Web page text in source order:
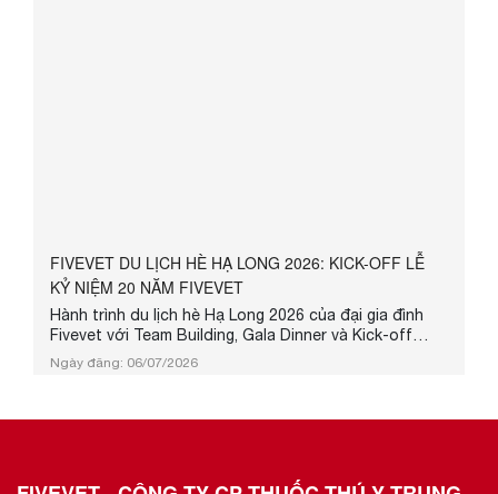
FIVEVET DU LỊCH HÈ HẠ LONG 2026: KICK-OFF LỄ
KỶ NIỆM 20 NĂM FIVEVET
Hành trình du lịch hè Hạ Long 2026 của đại gia đình
Fivevet với Team Building, Gala Dinner và Kick-off
chuỗi sự kiện hướng tới kỷ niệm 20 năm thành lập.
Ngày đăng: 06/07/2026